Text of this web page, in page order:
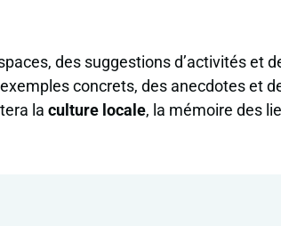
des suggestions d’activités et
concrets, des anecdotes et
la culture locale, la mémoire des